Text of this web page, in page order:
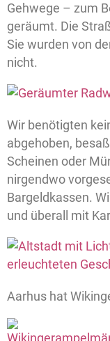
Gehwege – zum
geräumt. Die
Sie wurden von
nicht.
Wir benötigten
abgehoben,
Scheinen oder
nirgendwo
Bargeldkassen.
und überall mit
Aarhus hat